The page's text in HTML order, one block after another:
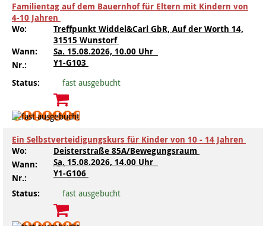
Kindertagesstätte Rosenbergstraße
Kindertagesstätte Schneiderberg
Kindertagesstätte Schweriner Straße /
Familienzentrum
Kindertagesstätte Sylter Weg
Kindertagesstätte Voltmerstraße
Kindertagesstätte Wiehbergstraße
Familientag auf dem Bauernhof für Eltern mit Kindern von
4-10 Jahren
Wo:
Treffpunkt Widdel&Carl GbR, Auf der Worth 14,
31515 Wunstorf
Wann:
Sa. 15.08.2026, 10.00 Uhr
Nr.:
Y1-G103
Status:
fast ausgebucht
Ein Selbstverteidigungskurs für Kinder von 10 - 14 Jahren
Wo:
Deisterstraße 85A/Bewegungsraum
Wann:
Sa. 15.08.2026, 14.00 Uhr
Nr.:
Y1-G106
Status:
fast ausgebucht